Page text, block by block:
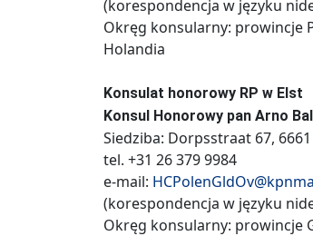
(korespondencja w języku
Okręg konsularny: prowincje
Holandia
Konsulat honorowy RP w Elst
Konsul Honorowy pan Arno
Siedziba: Dorpsstraat 67,
tel. +31 26 379 9984
e-mail:
(korespondencja w języku
Okręg konsularny: prowincje